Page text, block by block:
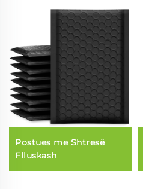
Postues me Shtresë
Flluskash